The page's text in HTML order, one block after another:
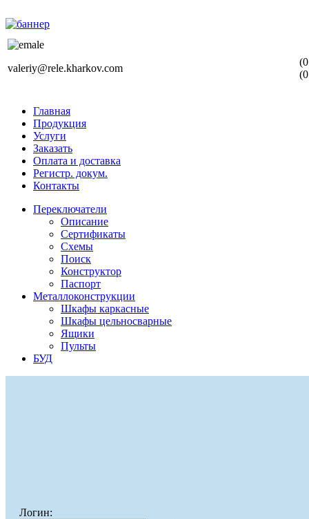
valeriy@rele.kharkov.com
Главная
Продукция
Услуги
Заказать
Оплата и доставка
Регистр. докум.
Контакты
Переключатели
Описание
Сертификаты
Схемы
Поиск
Конструктор
Паспорт
Металлоконструкции
Шкафы каркасные
Шкафы цельносварные
Ящики
Пульты
БУД
Логин: